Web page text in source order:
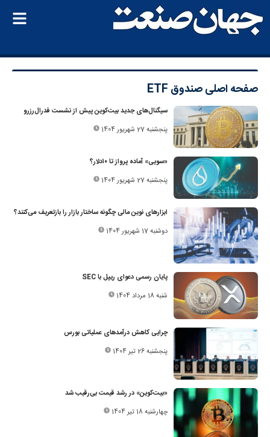
صفحه اصلیصندوق ETF
سیگنال‌های جدید بیت‌کوین پیش از نشست فدرال‌رزرو
پنجشنبه 27 شهریور 1404
«سویی» آماده پرواز تا ۱۰دلار؟
پنجشنبه 27 شهریور 1404
ابزارهای نوین مالی چگونه ساختار بازار را بازتعریف می‌کنند؟
دوشنبه 17 شهریور 1404
پایان رسمی دعوای ریپل با SEC
شنبه 18 مرداد 1404
چرایی کاهش درآمدهای عملیاتی بورس
پنجشنبه 26 تیر 1404
«بیت‌کوین» در رشد قیمت بی‌رقیب شد
چهارشنبه 18 تیر 1404